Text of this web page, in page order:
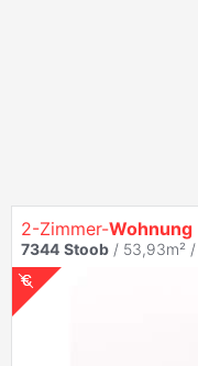
2-Zimmer-Wohnung
7344 Stoob / 53,93m² /